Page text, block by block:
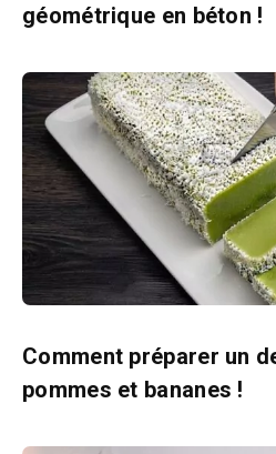
géométrique en béton !
Comment préparer un
pommes et bananes !